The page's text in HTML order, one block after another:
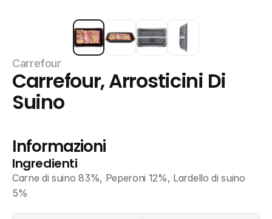
Carrefour
Carrefour, Arrosticini Di
Suino
Informazioni
Ingredienti
Carne di suino 83%, Peperoni 12%, Lardello di suino
5%